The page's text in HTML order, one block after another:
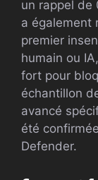
un rappel de
a également
premier
humain ou
fort pour
échantillon
avancé
été
Defender.